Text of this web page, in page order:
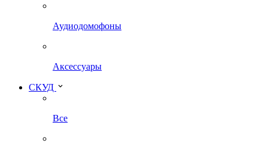
Аудиодомофоны
Аксессуары
СКУД
Все